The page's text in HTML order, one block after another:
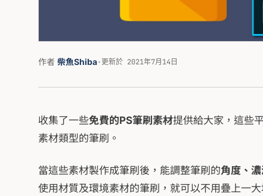
作者 柴魚Shiba·更新於 2021年7月14日
收集了一些免費的PS筆刷素材提供給大家，這些
素材類型的筆刷。
當這些素材製作成筆刷後，能調整筆刷的角度、
使用材質及環境素材的筆刷，就可以不用疊上一